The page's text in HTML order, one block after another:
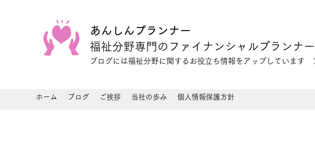
あんしんプランナー
福祉分野専門のファイナンシャルプランナー
ブログには福祉分野に関するお役立ち情報をアップしています
ホーム ブログ ご挨拶 当社の歩み 個人情報保護方針